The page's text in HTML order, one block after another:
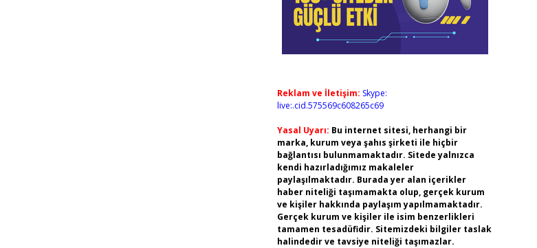
Reklam ve İletişim: Skype:
live:.cid.575569c608265c69
Yasal Uyarı: Bu internet sitesi, herhangi bir
marka, kurum veya şahıs şirketi ile hiçbir
bağlantısı bulunmamaktadır. Sitede yalnızca
kendi hazırladığımız makaleler
paylaşılmaktadır. Burada yer alan içerikler
haber niteliği taşımamakta olup, gerçek kurum
ve kişiler hakkında paylaşım yapılmamaktadır.
Gerçek kurum ve kişiler ile isim benzerlikleri
tamamen tesadüfidir. Sitemizdeki bilgiler taslak
halindedir ve tavsiye niteliği taşımazlar.